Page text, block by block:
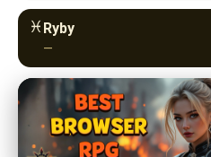
♓︎ Ryby
—